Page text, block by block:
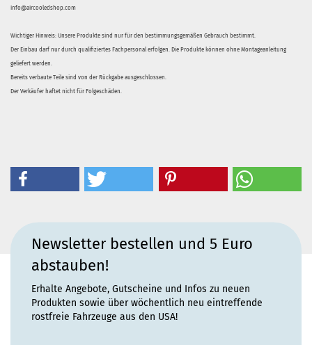
info@aircooledshop.com
Wichtiger Hinweis: Unsere Produkte sind nur für den bestimmungsgemäßen Gebrauch bestimmt.
Der Einbau darf nur durch qualifiziertes Fachpersonal erfolgen. Die Produkte können ohne Montageanleitung
geliefert werden.
Bereits verbaute Teile sind von der Rückgabe ausgeschlossen.
Der Verkäufer haftet nicht für Folgeschäden.
Newsletter bestellen und 5 Euro
abstauben!
Erhalte Angebote, Gutscheine und Infos zu neuen
Produkten sowie über wöchentlich neu eintreffende
rostfreie Fahrzeuge aus den USA!